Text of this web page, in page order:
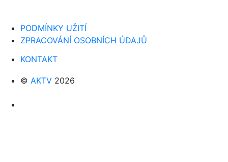
PODMÍNKY UŽITÍ
ZPRACOVÁNÍ OSOBNÍCH ÚDAJŮ
KONTAKT
© AKTV 2026